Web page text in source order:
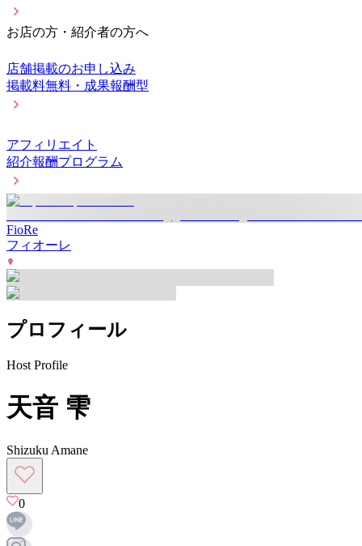
お店の方・紹介者の方へ
店舗掲載のお申し込み
掲載料無料・成果報酬型
アフィリエイト
紹介報酬プログラム
FioRe
フィオーレ
プロフィール
Host Profile
天音 雫
Shizuku Amane
0